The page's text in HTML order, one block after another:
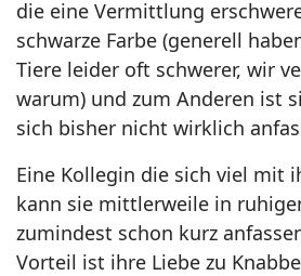
die eine Vermittlung
schwarze Farbe (generell
Tiere leider oft schwerer, wir
warum) und zum Anderen ist
sich bisher nicht wirklich
Eine Kollegin die sich viel mit
kann sie mittlerweile in
zumindest schon kurz
Vorteil ist ihre Liebe zu